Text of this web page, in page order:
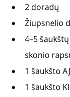
2 doradų
Žiupsnelio
4–5
skonio
1 šaukšto
1 šaukšto